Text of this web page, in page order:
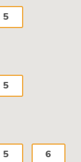
5
5
5 6